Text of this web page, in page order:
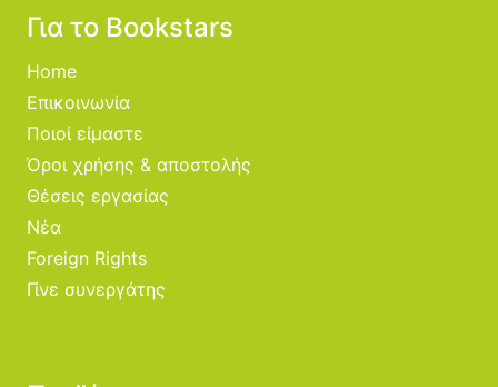
Για το Bookstars
Home
Επικοινωνία
Ποιοί είμαστε
Όροι χρήσης & αποστολής
Θέσεις εργασίας
Νέα
Foreign Rights
Γίνε συνεργάτης